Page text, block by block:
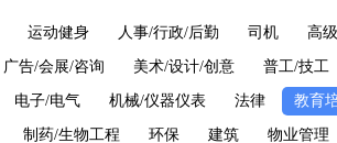
运动健身 人事/行政/后勤 司机 高
广告/会展/咨询 美术/设计/创意 普工/技工
电子/电气 机械/仪器仪表 法律 教育
制药/生物工程 环保 建筑 物业管理